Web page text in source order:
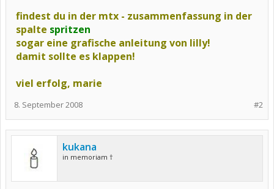
findest du in der mtx - zusammenfassung in der
spalte spritzen
sogar eine grafische anleitung von lilly!
damit sollte es klappen!
viel erfolg, marie
#2
8. September 2008
kukana
in memoriam †